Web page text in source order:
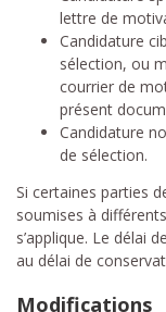
lettre de
Candidature
sélection, ou
courrier de
présent
Candidature
de sélection.
Si certaines parties
soumises à
s’applique. Le délai
au délai de
Modifications